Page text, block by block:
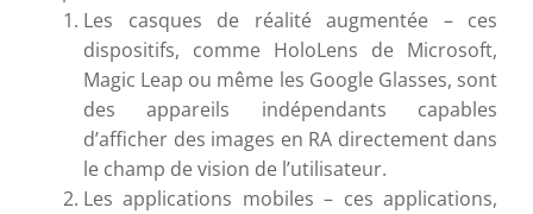
Les casques de réalité augmentée – ces
dispositifs, comme HoloLens de Microsoft,
Magic Leap ou même les Google Glasses, sont
des appareils indépendants capables
d’afficher des images en RA directement dans
le champ de vision de l’utilisateur.
Les applications mobiles – ces applications,